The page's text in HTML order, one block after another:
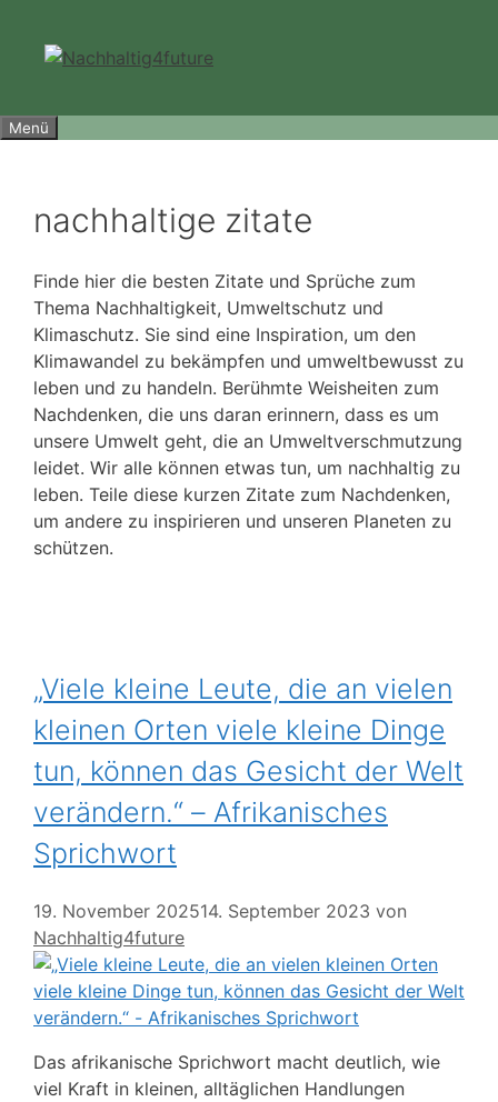
springen
Menü
nachhaltige zitate
Finde hier die besten Zitate und Sprüche zum
Thema Nachhaltigkeit, Umweltschutz und
Klimaschutz. Sie sind eine Inspiration, um den
Klimawandel zu bekämpfen und umweltbewusst zu
leben und zu handeln. Berühmte Weisheiten zum
Nachdenken, die uns daran erinnern, dass es um
unsere Umwelt geht, die an Umweltverschmutzung
leidet. Wir alle können etwas tun, um nachhaltig zu
leben. Teile diese kurzen Zitate zum Nachdenken,
um andere zu inspirieren und unseren Planeten zu
schützen.
„Viele kleine Leute, die an vielen
kleinen Orten viele kleine Dinge
tun, können das Gesicht der Welt
verändern.“ – Afrikanisches
Sprichwort
19. November 202514. September 2023 von
Nachhaltig4future
Das afrikanische Sprichwort macht deutlich, wie
viel Kraft in kleinen, alltäglichen Handlungen